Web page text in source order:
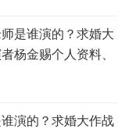
是谁演的？求婚大
杨金赐个人资料、
演的？求婚大作战